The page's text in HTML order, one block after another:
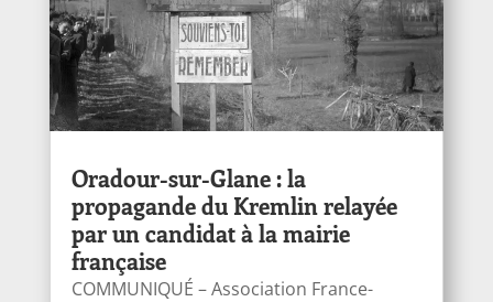
Oradour-sur-Glane : la
propagande du Kremlin relayée
par un candidat à la mairie
française
COMMUNIQUÉ – Association France-